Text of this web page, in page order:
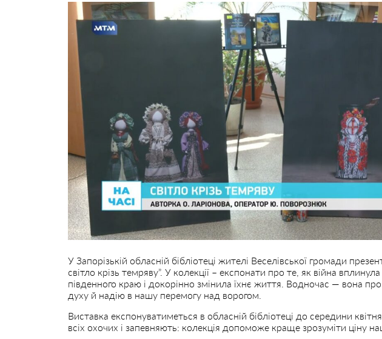
У Запорізькій обласній бібліотеці жителі Веселівської громади
світло крізь темряву”. У колекції – експонати про те, як війна
південного краю і докорінно змінила їхнє життя. Водночас — вона
духу й надію в нашу перемогу над ворогом.
Виставка експонуватиметься в обласній бібліотеці до середини
всіх охочих і запевняють: колекція допоможе краще зрозуміти ціну